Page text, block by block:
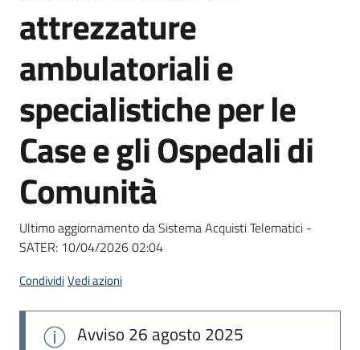
English
site
Seguici
su
attrezzature
ambulatoriali e
specialistiche per le
Case e gli Ospedali di
Comunità
Ultimo aggiornamento da Sistema Acquisti Telematici -
SATER: 10/04/2026 02:04
CondividiVedi azioni
Avviso 26 agosto 2025